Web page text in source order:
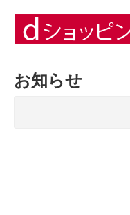
お知らせ